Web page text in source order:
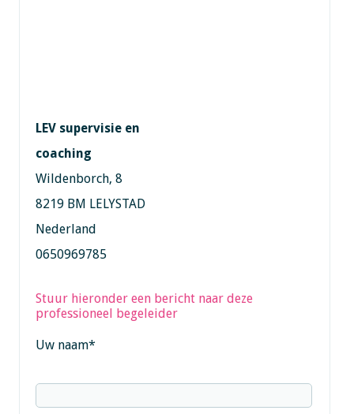
LEV supervisie en
coaching
Wildenborch, 8
8219 BM LELYSTAD
Nederland
0650969785
Stuur hieronder een bericht naar deze
professioneel begeleider
Uw naam*